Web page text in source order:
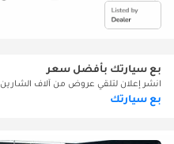
بع سيارتك بأفضل سعر
انشر إعلان لتلقي عروض من آلاف الشارين
بع سيارتك